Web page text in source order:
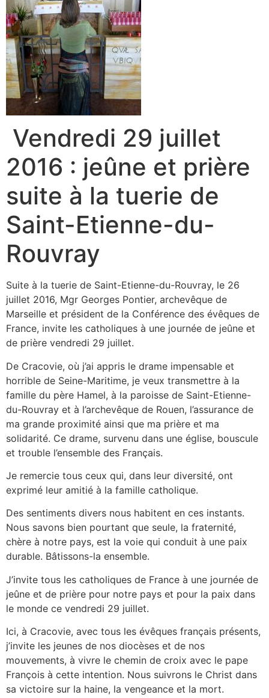
Vendredi 29 juillet
2016 : jeûne et prière
suite à la tuerie de
Saint-Etienne-du-
Rouvray
Suite à la tuerie de Saint-Etienne-du-Rouvray, le 26
juillet 2016, Mgr Georges Pontier, archevêque de
Marseille et président de la Conférence des évêques de
France, invite les catholiques à une journée de jeûne et
de prière vendredi 29 juillet.
De Cracovie, où j’ai appris le drame impensable et
horrible de Seine-Maritime, je veux transmettre à la
famille du père Hamel, à la paroisse de Saint-Etienne-
du-Rouvray et à l’archevêque de Rouen, l’assurance de
ma grande proximité ainsi que ma prière et ma
solidarité. Ce drame, survenu dans une église, bouscule
et trouble l’ensemble des Français.
Je remercie tous ceux qui, dans leur diversité, ont
exprimé leur amitié à la famille catholique.
Des sentiments divers nous habitent en ces instants.
Nous savons bien pourtant que seule, la fraternité,
chère à notre pays, est la voie qui conduit à une paix
durable. Bâtissons-la ensemble.
J’invite tous les catholiques de France à une journée de
jeûne et de prière pour notre pays et pour la paix dans
le monde ce vendredi 29 juillet.
Ici, à Cracovie, avec tous les évêques français présents,
j’invite les jeunes de nos diocèses et de nos
mouvements, à vivre le chemin de croix avec le pape
François à cette intention. Nous suivrons le Christ dans
sa victoire sur la haine, la vengeance et la mort.